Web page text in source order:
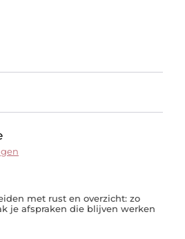
met rust en overzicht: zo
je afspraken die blijven werken